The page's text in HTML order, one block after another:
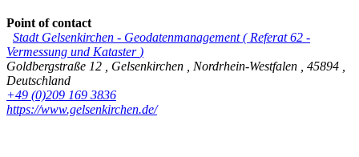
Point of contact
Stadt Gelsenkirchen - Geodatenmanagement( Referat 62 -
Vermessung und Kataster )
Goldbergstraße 12
Gelsenkirchen Nordrhein-Westfalen 45894
Deutschland
+49 (0)209 169 3836
https://www.gelsenkirchen.de/